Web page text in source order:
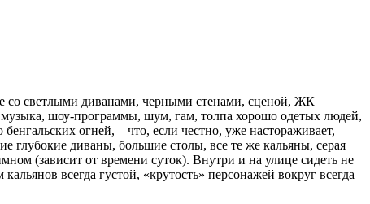
со светлыми диванами, черными стенами, сценой, ЖК
шоу-программы, шум, гам, толпа хорошо одетых людей,
огней, – что, если честно, уже настораживает,
глубокие диваны, большие столы, все те же кальяны, серая
(зависит от времени суток). Внутри и на улице сидеть не
всегда густой, «крутость» персонажей вокруг всегда